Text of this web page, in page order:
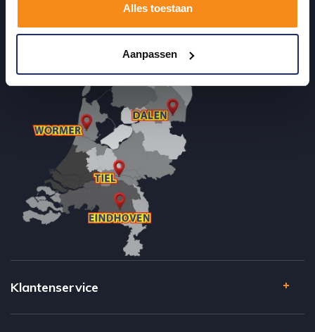
Alles toestaan
Aanpassen
Klantenservice